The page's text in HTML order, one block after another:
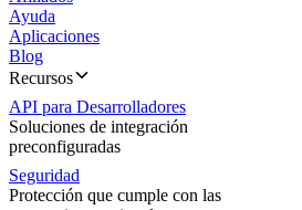
Ayuda
Aplicaciones
Blog
Recursos
API para Desarrolladores
Soluciones de integración
preconfiguradas
Seguridad
Protección que cumple con las